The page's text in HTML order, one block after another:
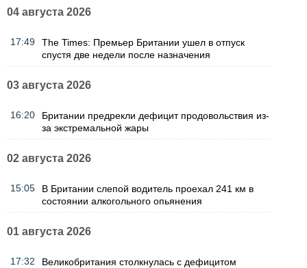
04 августа 2026
17:49
The Times: Премьер Британии ушел в отпуск
спустя две недели после назначения
03 августа 2026
16:20
Британии предрекли дефицит продовольствия из-
за экстремальной жары
02 августа 2026
15:05
В Британии слепой водитель проехал 241 км в
состоянии алкогольного опьянения
01 августа 2026
17:32
Великобритания столкнулась с дефицитом